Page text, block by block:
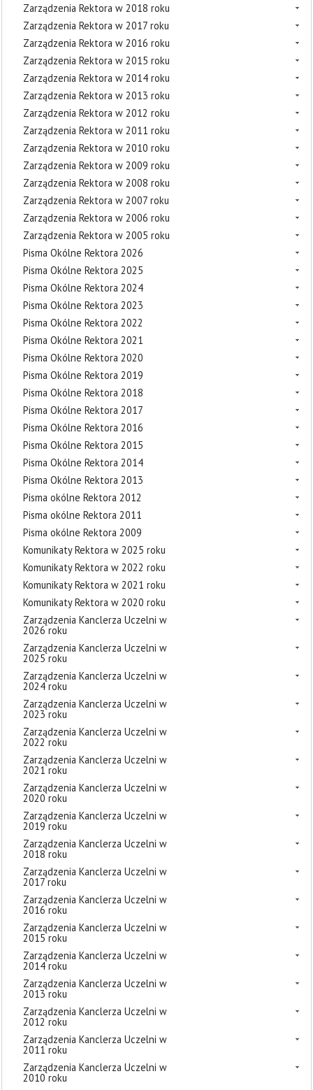
Zarządzenia Rektora w 2018 roku
Zarządzenia Rektora w 2017 roku
Zarządzenia Rektora w 2016 roku
Zarządzenia Rektora w 2015 roku
Zarządzenia Rektora w 2014 roku
Zarządzenia Rektora w 2013 roku
Zarządzenia Rektora w 2012 roku
Zarządzenia Rektora w 2011 roku
Zarządzenia Rektora w 2010 roku
Zarządzenia Rektora w 2009 roku
Zarządzenia Rektora w 2008 roku
Zarządzenia Rektora w 2007 roku
Zarządzenia Rektora w 2006 roku
Zarządzenia Rektora w 2005 roku
Pisma Okólne Rektora 2026
Pisma Okólne Rektora 2025
Pisma Okólne Rektora 2024
Pisma Okólne Rektora 2023
Pisma Okólne Rektora 2022
Pisma Okólne Rektora 2021
Pisma Okólne Rektora 2020
Pisma Okólne Rektora 2019
Pisma Okólne Rektora 2018
Pisma Okólne Rektora 2017
Pisma Okólne Rektora 2016
Pisma Okólne Rektora 2015
Pisma Okólne Rektora 2014
Pisma Okólne Rektora 2013
Pisma okólne Rektora 2012
Pisma okólne Rektora 2011
Pisma okólne Rektora 2009
Komunikaty Rektora w 2025 roku
Komunikaty Rektora w 2022 roku
Komunikaty Rektora w 2021 roku
Komunikaty Rektora w 2020 roku
Zarządzenia Kanclerza Uczelni w
2026 roku
Zarządzenia Kanclerza Uczelni w
2025 roku
Zarządzenia Kanclerza Uczelni w
2024 roku
Zarządzenia Kanclerza Uczelni w
2023 roku
Zarządzenia Kanclerza Uczelni w
2022 roku
Zarządzenia Kanclerza Uczelni w
2021 roku
Zarządzenia Kanclerza Uczelni w
2020 roku
Zarządzenia Kanclerza Uczelni w
2019 roku
Zarządzenia Kanclerza Uczelni w
2018 roku
Zarządzenia Kanclerza Uczelni w
2017 roku
Zarządzenia Kanclerza Uczelni w
2016 roku
Zarządzenia Kanclerza Uczelni w
2015 roku
Zarządzenia Kanclerza Uczelni w
2014 roku
Zarządzenia Kanclerza Uczelni w
2013 roku
Zarządzenia Kanclerza Uczelni w
2012 roku
Zarządzenia Kanclerza Uczelni w
2011 roku
Zarządzenia Kanclerza Uczelni w
2010 roku